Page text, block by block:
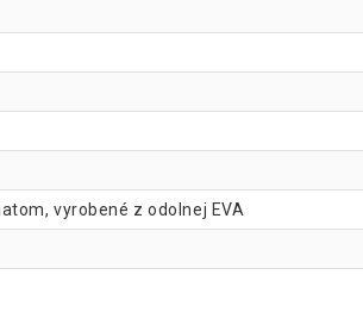
vyrobené z odolnej EVA